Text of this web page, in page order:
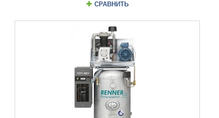
СРАВНИТЬ